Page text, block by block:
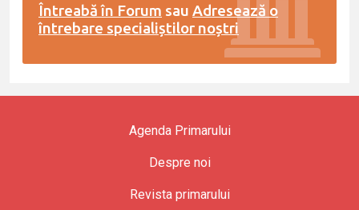
Întreabă în Forum sau Adresează o
întrebare specialiștilor noștri
Agenda Primarului
Despre noi
Revista primarului